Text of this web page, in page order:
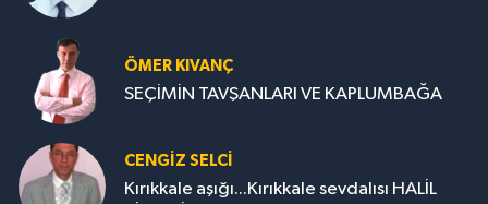
ÖMER KIVANÇ
SEÇİMİN TAVŞANLARI VE KAPLUMBAĞA
CENGİZ SELCİ
Kırıkkale aşığı...Kırıkkale sevdalısı HALİL